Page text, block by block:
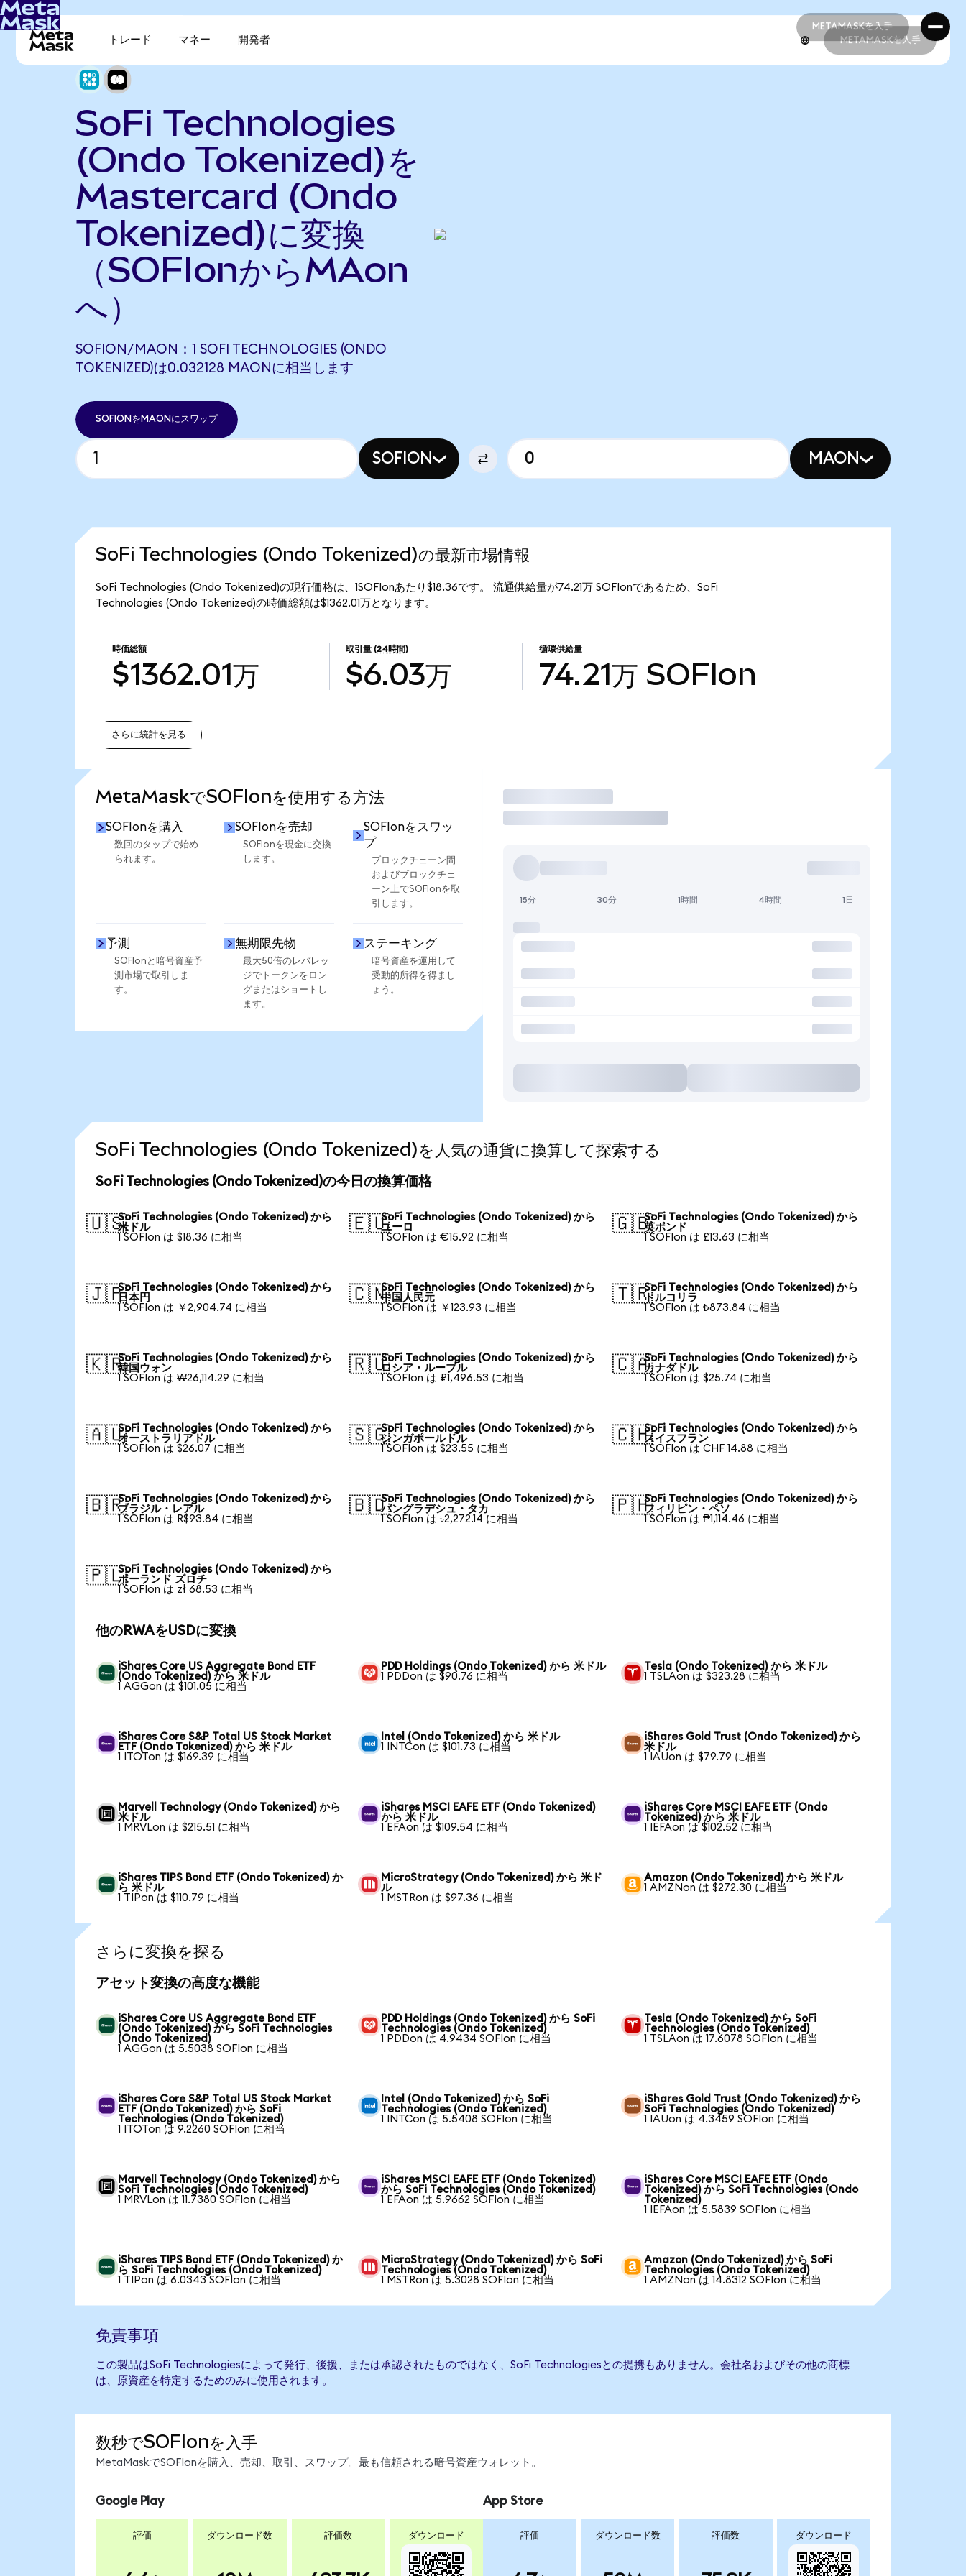
METAMASKを入手
METAMASKを入手
トレード マネー 開発者 METAMASKを入手
SoFi Technologies
(Ondo Tokenized)を
Mastercard (Ondo
Tokenized)に変換
（SOFIonからMAon
へ）
SOFION/MAON：1 SOFI TECHNOLOGIES (ONDO
TOKENIZED)は0.032128 MAONに相当します
SOFIONをMAONにスワップ
SOFION MAON
SoFi Technologies (Ondo Tokenized)の最新市場情報
SoFi Technologies (Ondo Tokenized)の現行価格は、1SOFIonあたり$18.36です。 流通供給量が74.21万 SOFIonであるため、SoFi
Technologies (Ondo Tokenized)の時価総額は$1362.01万となります。
時価総額
$1362.01万
取引量 (24時間)
$6.03万
循環供給量
74.21万 SOFIon
さらに統計を見る
MetaMaskでSOFIonを使用する方法
SOFIonを購入
数回のタップで始め
られます。
SOFIonを売却
SOFIonを現金に交換
します。
SOFIonをスワッ
プ
ブロックチェーン間
およびブロックチェ
ーン上でSOFIonを取
引します。
予測
SOFIonと暗号資産予
測市場で取引しま
す。
無期限先物
最大50倍のレバレッ
ジでトークンをロン
グまたはショートし
ます。
ステーキング
暗号資産を運用して
受動的所得を得まし
ょう。
取引
15分 30分 1時間 4時間 1日
SoFi Technologies (Ondo Tokenized)を人気の通貨に換算して探索する
SoFi Technologies (Ondo Tokenized)の今日の換算価格
🇺🇸SoFi Technologies (Ondo Tokenized) から
米ドル
1 SOFIon は $18.36 に相当
🇪🇺SoFi Technologies (Ondo Tokenized) から
ユーロ
1 SOFIon は €15.92 に相当
🇬🇧SoFi Technologies (Ondo Tokenized) から
英ポンド
1 SOFIon は £13.63 に相当
🇯🇵SoFi Technologies (Ondo Tokenized) から
日本円
1 SOFIon は ￥2,904.74 に相当
🇨🇳SoFi Technologies (Ondo Tokenized) から
中国人民元
1 SOFIon は ￥123.93 に相当
🇹🇷SoFi Technologies (Ondo Tokenized) から
トルコリラ
1 SOFIon は ₺873.84 に相当
🇰🇷SoFi Technologies (Ondo Tokenized) から
韓国ウォン
1 SOFIon は ₩26,114.29 に相当
🇷🇺SoFi Technologies (Ondo Tokenized) から
ロシア・ルーブル
1 SOFIon は ₽1,496.53 に相当
🇨🇦SoFi Technologies (Ondo Tokenized) から
カナダドル
1 SOFIon は $25.74 に相当
🇦🇺SoFi Technologies (Ondo Tokenized) から
オーストラリアドル
1 SOFIon は $26.07 に相当
🇸🇬SoFi Technologies (Ondo Tokenized) から
シンガポールドル
1 SOFIon は $23.55 に相当
🇨🇭SoFi Technologies (Ondo Tokenized) から
スイスフラン
1 SOFIon は CHF 14.88 に相当
🇧🇷SoFi Technologies (Ondo Tokenized) から
ブラジル・レアル
1 SOFIon は R$93.84 に相当
🇧🇩SoFi Technologies (Ondo Tokenized) から
バングラデシュ・タカ
1 SOFIon は ৳2,272.14 に相当
🇵🇭SoFi Technologies (Ondo Tokenized) から
フィリピン・ペソ
1 SOFIon は ₱1,114.46 に相当
🇵🇱SoFi Technologies (Ondo Tokenized) から
ポーランド ズロチ
1 SOFIon は zł 68.53 に相当
他のRWAをUSDに変換
iShares Core US Aggregate Bond ETF
(Ondo Tokenized) から 米ドル
1 AGGon は $101.05 に相当
PDD Holdings (Ondo Tokenized) から 米ドル
1 PDDon は $90.76 に相当
Tesla (Ondo Tokenized) から 米ドル
1 TSLAon は $323.28 に相当
iShares Core S&P Total US Stock Market
ETF (Ondo Tokenized) から 米ドル
1 ITOTon は $169.39 に相当
Intel (Ondo Tokenized) から 米ドル
1 INTCon は $101.73 に相当
iShares Gold Trust (Ondo Tokenized) から
米ドル
1 IAUon は $79.79 に相当
Marvell Technology (Ondo Tokenized) から
米ドル
1 MRVLon は $215.51 に相当
iShares MSCI EAFE ETF (Ondo Tokenized)
から 米ドル
1 EFAon は $109.54 に相当
iShares Core MSCI EAFE ETF (Ondo
Tokenized) から 米ドル
1 IEFAon は $102.52 に相当
iShares TIPS Bond ETF (Ondo Tokenized) か
ら 米ドル
1 TIPon は $110.79 に相当
MicroStrategy (Ondo Tokenized) から 米ド
ル
1 MSTRon は $97.36 に相当
Amazon (Ondo Tokenized) から 米ドル
1 AMZNon は $272.30 に相当
さらに変換を探る
アセット変換の高度な機能
iShares Core US Aggregate Bond ETF
(Ondo Tokenized) から SoFi Technologies
(Ondo Tokenized)
1 AGGon は 5.5038 SOFIon に相当
PDD Holdings (Ondo Tokenized) から SoFi
Technologies (Ondo Tokenized)
1 PDDon は 4.9434 SOFIon に相当
Tesla (Ondo Tokenized) から SoFi
Technologies (Ondo Tokenized)
1 TSLAon は 17.6078 SOFIon に相当
iShares Core S&P Total US Stock Market
ETF (Ondo Tokenized) から SoFi
Technologies (Ondo Tokenized)
1 ITOTon は 9.2260 SOFIon に相当
Intel (Ondo Tokenized) から SoFi
Technologies (Ondo Tokenized)
1 INTCon は 5.5408 SOFIon に相当
iShares Gold Trust (Ondo Tokenized) から
SoFi Technologies (Ondo Tokenized)
1 IAUon は 4.3459 SOFIon に相当
Marvell Technology (Ondo Tokenized) から
SoFi Technologies (Ondo Tokenized)
1 MRVLon は 11.7380 SOFIon に相当
iShares MSCI EAFE ETF (Ondo Tokenized)
から SoFi Technologies (Ondo Tokenized)
1 EFAon は 5.9662 SOFIon に相当
iShares Core MSCI EAFE ETF (Ondo
Tokenized) から SoFi Technologies (Ondo
Tokenized)
1 IEFAon は 5.5839 SOFIon に相当
iShares TIPS Bond ETF (Ondo Tokenized) か
ら SoFi Technologies (Ondo Tokenized)
1 TIPon は 6.0343 SOFIon に相当
MicroStrategy (Ondo Tokenized) から SoFi
Technologies (Ondo Tokenized)
1 MSTRon は 5.3028 SOFIon に相当
Amazon (Ondo Tokenized) から SoFi
Technologies (Ondo Tokenized)
1 AMZNon は 14.8312 SOFIon に相当
免責事項
この製品はSoFi Technologiesによって発行、後援、または承認されたものではなく、SoFi Technologiesとの提携もありません。会社名およびその他の商標
は、原資産を特定するためのみに使用されます。
数秒でSOFIonを入手
MetaMaskでSOFIonを購入、売却、取引、スワップ。最も信頼される暗号資産ウォレット。
Google Play
評価 ダウンロード数 評価数 ダウンロード
App Store
評価 ダウンロード数 評価数 ダウンロード